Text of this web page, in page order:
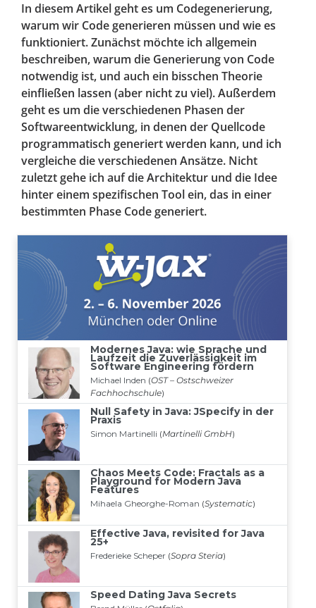
In diesem Artikel geht es um Codegenerierung,
warum wir Code generieren müssen und wie es
funktioniert. Zunächst möchte ich allgemein
beschreiben, warum die Generierung von Code
notwendig ist, und auch ein bisschen Theorie
einfließen lassen (aber nicht zu viel). Außerdem
geht es um die verschiedenen Phasen der
Softwareentwicklung, in denen der Quellcode
programmatisch generiert werden kann, und ich
vergleiche die verschiedenen Ansätze. Nicht
zuletzt gehe ich auf die Architektur und die Idee
hinter einem spezifischen Tool ein, das in einer
bestimmten Phase Code generiert.